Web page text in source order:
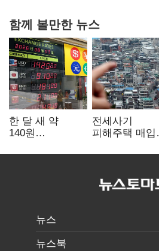
함께 볼만한 뉴스
한 달 새 약
140원
엔저'에 원화
전세사기
피해주택 매입
누적 피해자
뉴스
뉴스북